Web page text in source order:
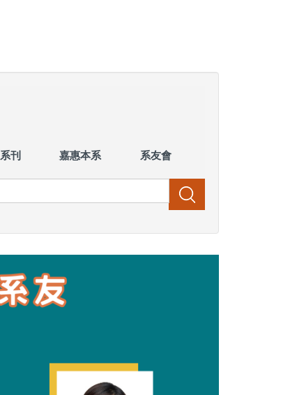
系刊 嘉惠本系 系友會
搜尋